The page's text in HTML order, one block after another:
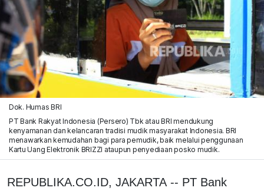
Dok. Humas BRI
PT Bank Rakyat Indonesia (Persero) Tbk atau BRI mendukung
kenyamanan dan kelancaran tradisi mudik masyarakat Indonesia. BRI
menawarkan kemudahan bagi para pemudik, baik melalui penggunaan
Kartu Uang Elektronik BRIZZI ataupun penyediaan posko mudik.
REPUBLIKA.CO.ID, JAKARTA -- PT Bank